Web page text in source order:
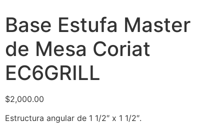
Base Estufa Master
de Mesa Coriat
EC6GRILL
$2,000.00
Estructura angular de 1 1/2″ x 1 1/2″.